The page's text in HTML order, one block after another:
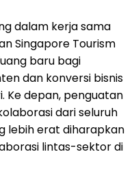
dalam kerja sama
Singapore Tourism
baru bagi
dan konversi bisnis
Ke depan, penguatan
dari seluruh
lebih erat diharapkan
lintas-sektor di